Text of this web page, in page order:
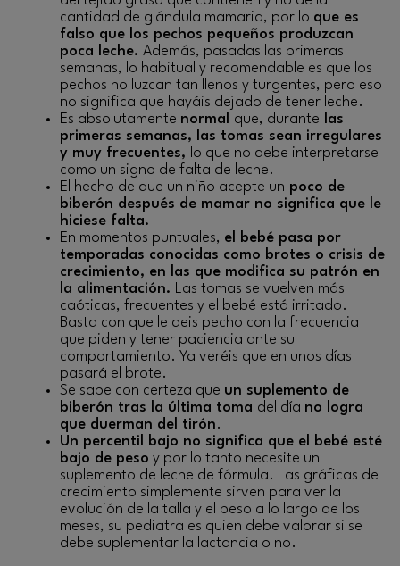
cantidad de glándula mamaria, por lo que es
falso que los pechos pequeños produzcan
poca leche. Además, pasadas las primeras
semanas, lo habitual y recomendable es que los
pechos no luzcan tan llenos y turgentes, pero eso
no significa que hayáis dejado de tener leche.
Es absolutamente normal que, durante las
primeras semanas, las tomas sean irregulares
y muy frecuentes, lo que no debe interpretarse
como un signo de falta de leche.
El hecho de que un niño acepte un poco de
biberón después de mamar no significa que le
hiciese falta.
En momentos puntuales, el bebé pasa por
temporadas conocidas como brotes o crisis de
crecimiento, en las que modifica su patrón en
la alimentación. Las tomas se vuelven más
caóticas, frecuentes y el bebé está irritado.
Basta con que le deis pecho con la frecuencia
que piden y tener paciencia ante su
comportamiento. Ya veréis que en unos días
pasará el brote.
Se sabe con certeza que un suplemento de
biberón tras la última toma del día no logra
que duerman del tirón.
Un percentil bajo no significa que el bebé esté
bajo de peso y por lo tanto necesite un
suplemento de leche de fórmula. Las gráficas de
crecimiento simplemente sirven para ver la
evolución de la talla y el peso a lo largo de los
meses, su pediatra es quien debe valorar si se
debe suplementar la lactancia o no.